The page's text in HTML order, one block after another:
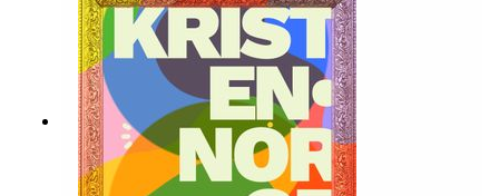
til å stille spørsmål folk kan lure på om kristen tro.
Sofie Braut, Espen Ottosen og Tore Hjalmar
Sævik prøver å svare.